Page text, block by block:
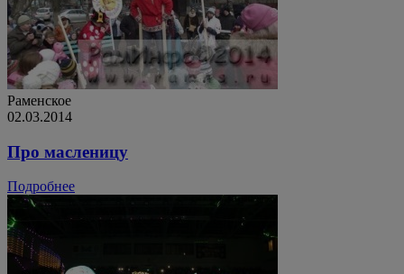
Раменское
02.03.2014
Про масленицу
Подробнее